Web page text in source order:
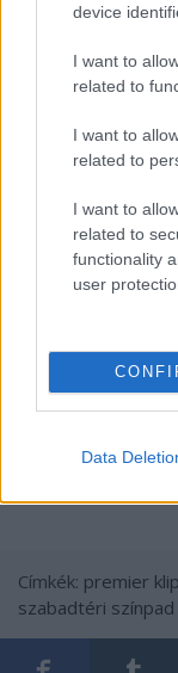
device
I want to
related to
I want to
related to
I want to
related to
functionality
user
Data
MIKULÁSOS,
BANDÁTÓL
Rutkai Bori
Premierrovat
Program
támogatta.
Címkék: premier
szabadtéri színpad